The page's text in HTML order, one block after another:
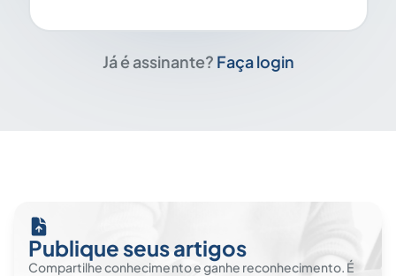
Já é assinante? Faça login
Publique seus artigos
Compartilhe conhecimento e ganhe reconhecimento. É